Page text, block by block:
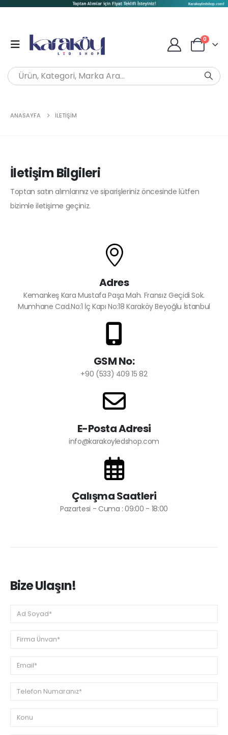
0
ANASAYFA İLETIŞIM
İletişim Bilgileri
Toptan satın alımlarınız ve siparişleriniz öncesinde lütfen
bizimle iletişime geçiniz.
Adres
Kemankeş Kara Mustafa Paşa Mah. Fransız Geçidi Sok.
Mumhane Cad.No:1 İç Kapı No:18 Karaköy Beyoğlu İstanbul
GSM No:
+90 (533) 409 15 82
E-Posta Adresi
info@karakoyledshop.com
Çalışma Saatleri
Pazartesi - Cuma : 09:00 - 18:00
Bize Ulaşın!